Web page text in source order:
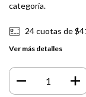
categoría.
24cuotas de
Ver más detalles